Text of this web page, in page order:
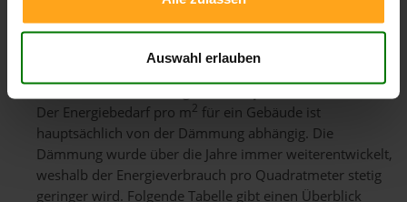
Auswahl erlauben
Häufige Fragen zum Pelletverbrauch
Abschließend beantworten wir häufige Fragen zum
Holzpellets Verbrauch:
Wie hoch ist der Energiebedarf pro Quadratmeter?
Der Energiebedarf pro m2 für ein Gebäude ist
hauptsächlich von der Dämmung abhängig. Die
Dämmung wurde über die Jahre immer weiterentwickelt,
weshalb der Energieverbrauch pro Quadratmeter stetig
geringer wird. Folgende Tabelle gibt einen Überblick